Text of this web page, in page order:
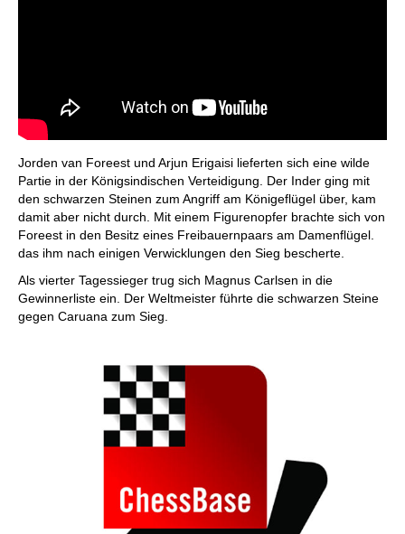
Jorden van Foreest und Arjun Erigaisi lieferten sich eine wilde
Partie in der Königsindischen Verteidigung. Der Inder ging mit
den schwarzen Steinen zum Angriff am Königeflügel über, kam
damit aber nicht durch. Mit einem Figurenopfer brachte sich von
Foreest in den Besitz eines Freibauernpaars am Damenflügel.
das ihm nach einigen Verwicklungen den Sieg bescherte.
Als vierter Tagessieger trug sich Magnus Carlsen in die
Gewinnerliste ein. Der Weltmeister führte die schwarzen Steine
gegen Caruana zum Sieg.